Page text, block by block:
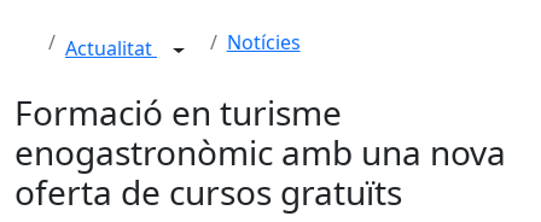
Actualitat Notícies
Formació en turisme
enogastronòmic amb una nova
oferta de cursos gratuïts